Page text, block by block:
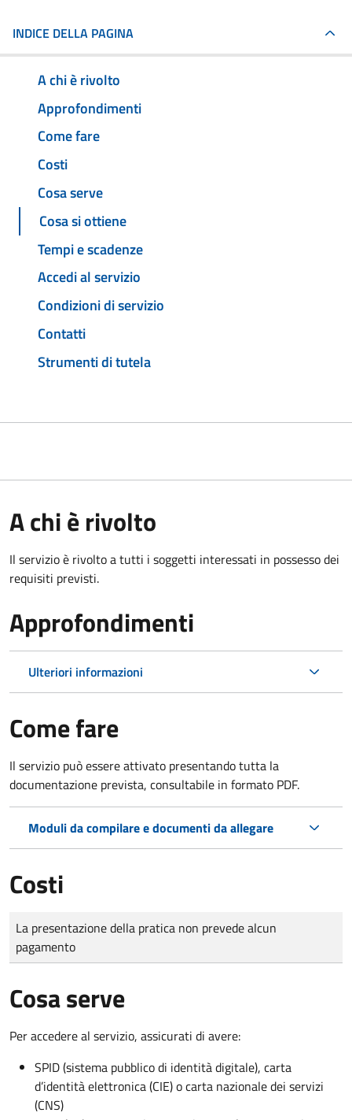
INDICE DELLA PAGINA
A chi è rivolto
Approfondimenti
Come fare
Costi
Cosa serve
Cosa si ottiene
Tempi e scadenze
Accedi al servizio
Condizioni di servizio
Contatti
Strumenti di tutela
A chi è rivolto
Il servizio è rivolto a tutti i soggetti interessati in possesso dei
requisiti previsti.
Approfondimenti
Ulteriori informazioni
Come fare
Il servizio può essere attivato presentando tutta la
documentazione prevista, consultabile in formato PDF.
Moduli da compilare e documenti da allegare
Costi
Tipo di pagamento
Importo
La presentazione della pratica non prevede alcun
pagamento
Cosa serve
Per accedere al servizio, assicurati di avere:
SPID (sistema pubblico di identità digitale), carta
d’identità elettronica (CIE) o carta nazionale dei servizi
(CNS)